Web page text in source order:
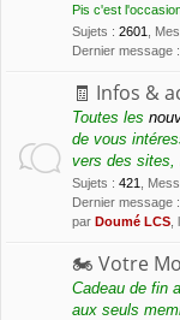
Pis c'est
Sujets : 2601
Dernier message :
🧾 Infos &
Toutes les
de vous
vers des sites,
Sujets : 421
Dernier message :
par Doumé LCS
🏍 Votre
Cadeau de fin
aux seuls